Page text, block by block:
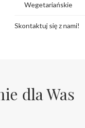
Wegetariańskie
Skontaktuj się z nami!
dla Was